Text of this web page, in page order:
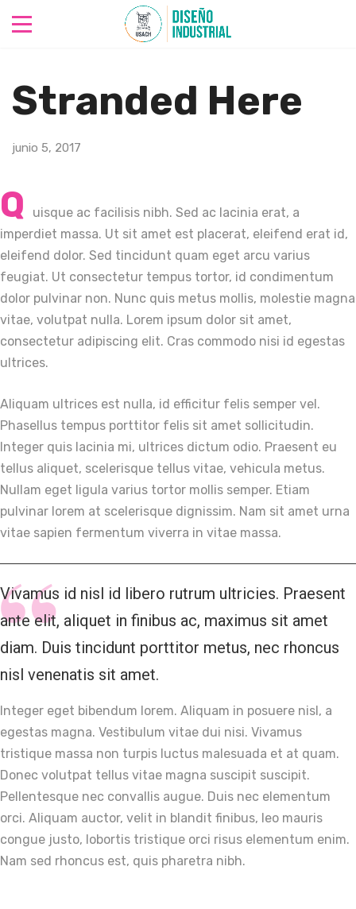
Stranded Here
junio 5, 2017
Q
uisque ac facilisis nibh. Sed ac lacinia erat, a
imperdiet massa. Ut sit amet est placerat, eleifend erat id,
eleifend dolor. Sed tincidunt quam eget arcu varius
feugiat. Ut consectetur tempus tortor, id condimentum
dolor pulvinar non. Nunc quis metus mollis, molestie magna
vitae, volutpat nulla. Lorem ipsum dolor sit amet,
consectetur adipiscing elit. Cras commodo nisi id egestas
ultrices.
Aliquam ultrices est nulla, id efficitur felis semper vel.
Phasellus tempus porttitor felis sit amet sollicitudin.
Integer quis lacinia mi, ultrices dictum odio. Praesent eu
tellus aliquet, scelerisque tellus vitae, vehicula metus.
Nullam eget ligula varius tortor mollis semper. Etiam
pulvinar lorem at scelerisque dignissim. Nam sit amet urna
vitae sapien fermentum viverra in vitae massa.
Vivamus id nisl id libero rutrum ultricies. Praesent
ante elit, aliquet in finibus ac, maximus sit amet
diam. Duis tincidunt porttitor metus, nec rhoncus
nisl venenatis sit amet.
Integer eget bibendum lorem. Aliquam in posuere nisl, a
egestas magna. Vestibulum vitae dui nisi. Vivamus
tristique massa non turpis luctus malesuada et at quam.
Donec volutpat tellus vitae magna suscipit suscipit.
Pellentesque nec convallis augue. Duis nec elementum
orci. Aliquam auctor, velit in blandit finibus, leo mauris
congue justo, lobortis tristique orci risus elementum enim.
Nam sed rhoncus est, quis pharetra nibh.